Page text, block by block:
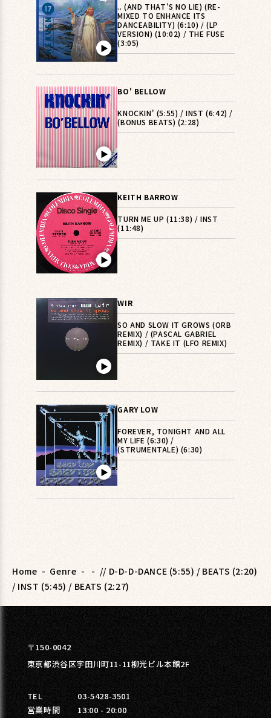
▶︎
.. (AND THAT'S NO LIE) (RE-
MIXED TO ENHANCE ITS
DANCEABILITY) (6:10) / (LP
VERSION) (10:02) / THE FUSE
(3:05)
▶︎
BO' BELLOW
KNOCKIN' (5:55) / INST (6:42) /
(BONUS BEATS) (2:28)
▶︎
KEITH BARROW
TURN ME UP (11:38) / INST
(11:48)
▶︎
WIR
SO AND SLOW IT GROWS (ORB
REMIX) / (PASCAL GABRIEL
REMIX) / TAKE IT (LFO REMIX)
▶︎
GARY LOW
FOREVER, TONIGHT AND ALL
MY LIFE (6:30) /
(STRUMENTALE) (6:30)
Home - Genre - - // D-D-D-DANCE (5:55) / BEATS (2:20)
/ INST (5:45) / BEATS (2:27)
〒150-0042
東京都渋谷区宇田川町11-11柳光ビル本館2F
TEL
03-5428-3501
営業時間
13:00 - 20:00